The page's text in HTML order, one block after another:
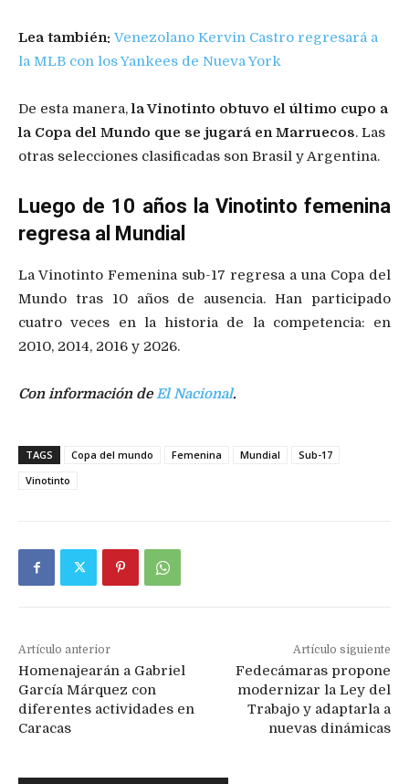
Lea también: Venezolano Kervin Castro regresará a
la MLB con los Yankees de Nueva York
De esta manera,la Vinotinto obtuvo el último cupo a
la Copa del Mundo que se jugará en Marruecos. Las
otras selecciones clasificadas son Brasil y Argentina.
Luego de 10 años la Vinotinto femenina
regresa al Mundial
La Vinotinto Femenina sub-17 regresa a una Copa del
Mundo tras 10 años de ausencia. Han participado
cuatro veces en la historia de la competencia: en
2010, 2014, 2016 y 2026.
Con información deEl Nacional.
TAGS Copa del mundo Femenina Mundial
Sub-17
Vinotinto
Artículo anterior
Homenajearán a Gabriel
García Márquez con
diferentes actividades en
Caracas
Artículo siguiente
Fedecámaras propone
modernizar la Ley del
Trabajo y adaptarla a
nuevas dinámicas